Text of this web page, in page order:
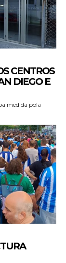
CENTROS
DIEGO E
medida pola